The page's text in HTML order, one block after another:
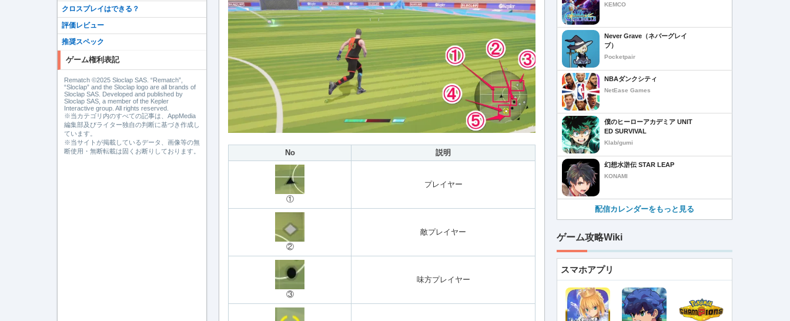
No 説明
①
プレイヤー
②
敵プレイヤー
③
味方プレイヤー
クロスプレイはできる？
評価レビュー
推奨スペック
ゲーム権利表記
Rematch ©2025 Sloclap SAS. “Rematch”,
“Sloclap” and the Sloclap logo are all brands of
Sloclap SAS. Developed and published by
Sloclap SAS, a member of the Kepler
Interactive group. All rights reserved.
※当カテゴリ内のすべての記事は、AppMedia
編集部及びライター独自の判断に基づき作成し
ています。
※当サイトが掲載しているデータ、画像等の無
断使用・無断転載は固くお断りしております。
KEMCO
Never Grave（ネバーグレイ
ブ）
Pocketpair
NBAダンクシティ
NetEase Games
僕のヒーローアカデミア UNIT
ED SURVIVAL
Klab/gumi
幻想水滸伝 STAR LEAP
KONAMI
配信カレンダーをもっと見る
ゲーム攻略Wiki
スマホアプリ